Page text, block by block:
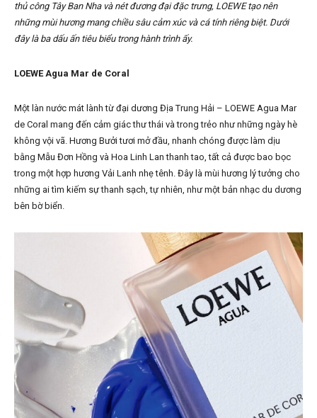
thủ công Tây Ban Nha và nét đương đại đặc trưng, LOEWE tạo nên
những mùi hương mang chiều sâu cảm xúc và cá tính riêng biệt. Dưới
đây là ba dấu ấn tiêu biểu trong hành trình ấy.
LOEWE Agua Mar de Coral
Một làn nước mát lành từ đại dương Địa Trung Hải – LOEWE Agua Mar
de Coral mang đến cảm giác thư thái và trong trẻo như những ngày hè
không vội vã. Hương Bưởi tươi mở đầu, nhanh chóng được làm dịu
bằng Mẫu Đơn Hồng và Hoa Linh Lan thanh tao, tất cả được bao bọc
trong một hợp hương Vải Lanh nhẹ tênh. Đây là mùi hương lý tưởng cho
những ai tìm kiếm sự thanh sạch, tự nhiên, như một bản nhạc du dương
bên bờ biển.